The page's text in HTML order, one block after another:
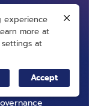
Chart
experience
more at
at
Accept